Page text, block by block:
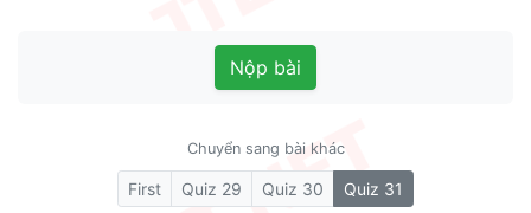
Nộp bài
Chuyển sang bài khác
First Quiz 29 Quiz 30 Quiz 31